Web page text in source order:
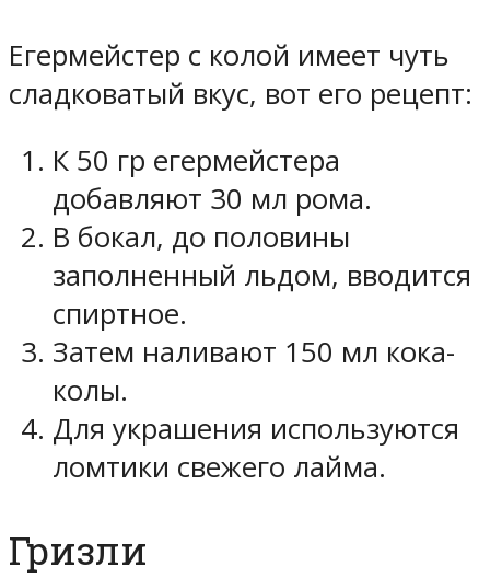
Егермейстер с колой имеет чуть
сладковатый вкус, вот его рецепт:
К 50 гр егермейстера
добавляют 30 мл рома.
В бокал, до половины
заполненный льдом, вводится
спиртное.
Затем наливают 150 мл кока-
колы.
Для украшения используются
ломтики свежего лайма.
Гризли